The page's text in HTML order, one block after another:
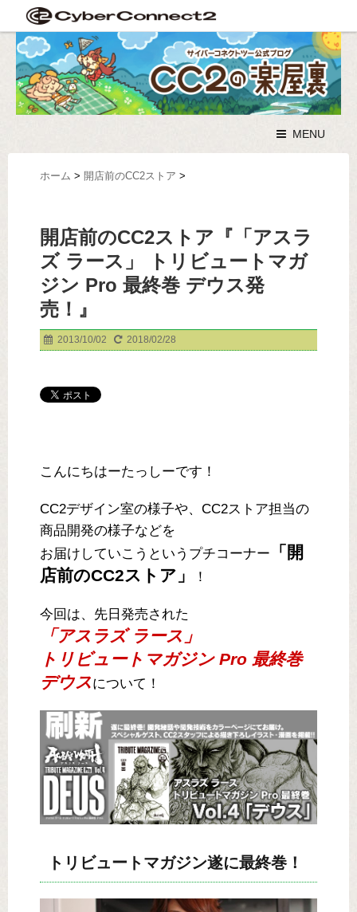
MENU
ホーム > 開店前のCC2ストア >
開店前のCC2ストア『「アスラ
ズ ラース」 トリビュートマガ
ジン Pro 最終巻 デウス発
売！』
2013/10/02 2018/02/28
こんにちはーたっしーです！
CC2デザイン室の様子や、CC2ストア担当の
商品開発の様子などを
お届けしていこうというプチコーナー
「開
店前のCC2ストア」
！
今回は、先日発売された
「アスラズ ラース」
トリビュートマガジン Pro 最終巻
デウスについて！
トリビュートマガジン遂に最終巻！